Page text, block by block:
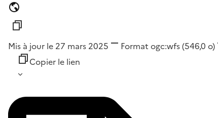
Mis à jour le 27 mars 2025 Format ogc:wfs(546,0 o)
Copier le lien